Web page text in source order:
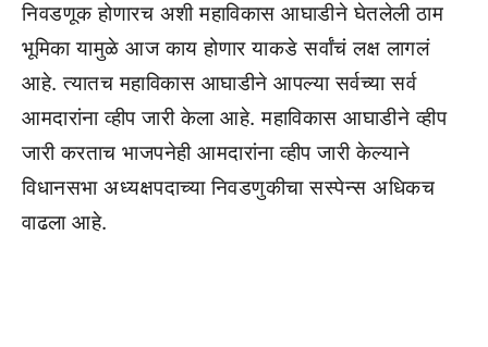
निवडणूक होणारच अशी महाविकास आघाडीने घेतलेली ठाम
भूमिका यामुळे आज काय होणार याकडे सर्वांचं लक्ष लागलं
आहे. त्यातच महाविकास आघाडीने आपल्या सर्वच्या सर्व
आमदारांना व्हीप जारी केला आहे. महाविकास आघाडीने व्हीप
जारी करताच भाजपनेही आमदारांना व्हीप जारी केल्याने
विधानसभा अध्यक्षपदाच्या निवडणुकीचा सस्पेन्स अधिकच
वाढला आहे.